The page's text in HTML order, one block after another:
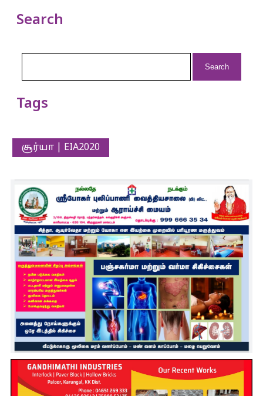
Search
Tags
சூர்யா | EIA2020